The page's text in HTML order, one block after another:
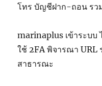
โทร บัญชีฝาก-ถอน รว
marinaplus เข้าระบบ
ใช้ 2FA พิจารณา
สาธารณะ